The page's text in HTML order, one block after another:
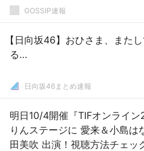
GOSSIP速報
【日向坂46】おひさま、また
る…
日向坂46まとめ速報
明日10/4開催『TIFオンライ
りんステージに 愛来＆小島は
田美吹 出演！視聴方法チェッ